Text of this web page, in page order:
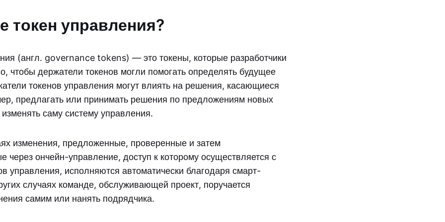
токен управления?
(англ. governance tokens) — это токены, которые разработчики
чтобы держатели токенов могли помогать определять будущее
токенов управления могут влиять на решения, касающиеся
предлагать или принимать решения по предложениям новых
саму систему управления.
изменения, предложенные, проверенные и затем
через ончейн-управление, доступ к которому осуществляется с
управления, исполняются автоматически благодаря смарт-
случаях команде, обслуживающей проект, поручается
самим или нанять подрядчика.